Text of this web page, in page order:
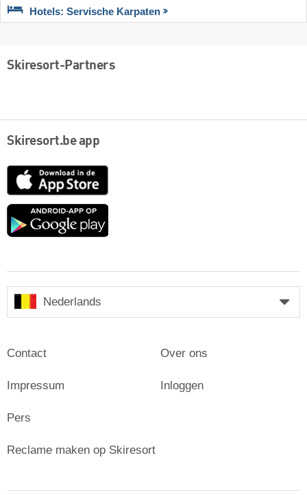
Hotels: Servische Karpaten
Skiresort-Partners
Skiresort.be app
App
Google
Nederlands
Contact
Impressum
Pers
Over ons
Inloggen
Reclame maken op Skiresort